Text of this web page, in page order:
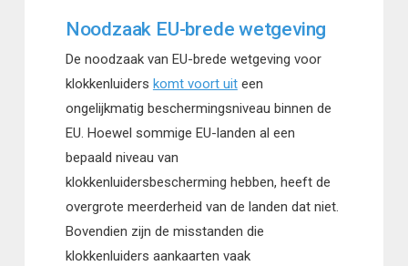
Noodzaak EU-brede wetgeving
De noodzaak van EU-brede wetgeving voor
klokkenluiders komt voort uiteen
ongelijkmatig beschermingsniveau binnen de
EU. Hoewel sommige EU-landen al een
bepaald niveau van
klokkenluidersbescherming hebben, heeft de
overgrote meerderheid van de landen dat niet.
Bovendien zijn de misstanden die
klokkenluiders aankaarten vaak